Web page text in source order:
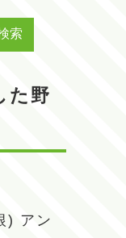
索
た野
) アン